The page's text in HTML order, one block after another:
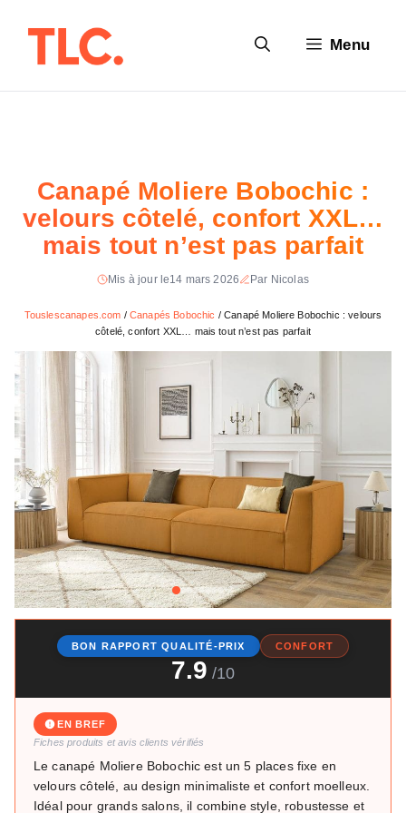
Menu
Canapé Moliere Bobochic :
velours côtelé, confort XXL…
mais tout n’est pas parfait
Mis à jour le14 mars 2026 Par Nicolas
Touslescanapes.com /Canapés Bobochic /Canapé Moliere Bobochic : velours
côtelé, confort XXL… mais tout n’est pas parfait
+2
BON RAPPORT QUALITÉ-PRIX CONFORT
7.9 /10
EN BREF
Fiches produits et avis clients vérifiés
Le canapé Moliere Bobochic est un 5 places fixe en
velours côtelé, au design minimaliste et confort moelleux.
Idéal pour grands salons, il combine style, robustesse et